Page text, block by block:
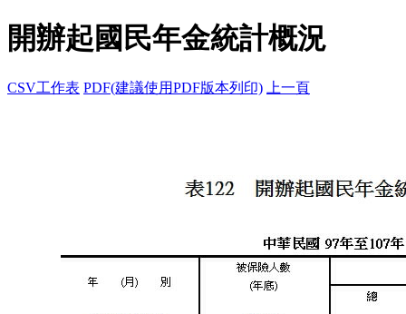
開辦起國民年金統計概況
CSV工作表 PDF(建議使用PDF版本列印) 上一頁